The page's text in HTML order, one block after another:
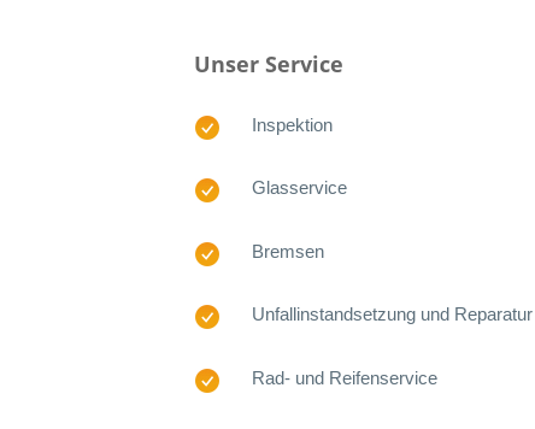
Unser Service
Inspektion
Glasservice
Bremsen
Unfallinstandsetzung und
Rad- und Reifenservice